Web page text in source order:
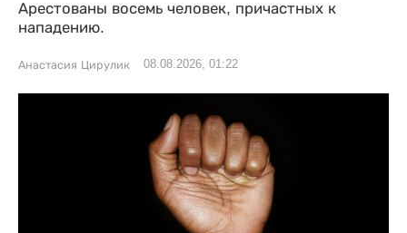
Арестованы восемь человек, причастных к
нападению.
Анастасия Цирулик 08.08.2026, 01:22